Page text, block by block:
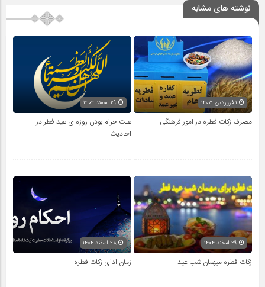
نوشته های مشابه
مصرف زکات فطره در امور فرهنگی
علت حرام بودن روزه ی عید فطر در
احادیث
زکات فطره میهمانِ شب عید زمان ادای زکات فطره